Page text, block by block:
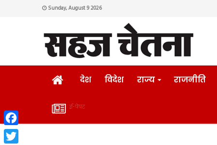
Sunday, August 9 2026
HOMEदेश विदेश राज्य राजनीति
ई-
ई-पेपर
Facebook